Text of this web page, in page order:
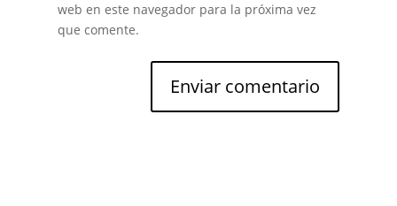
web en este navegador para la próxima vez
que comente.